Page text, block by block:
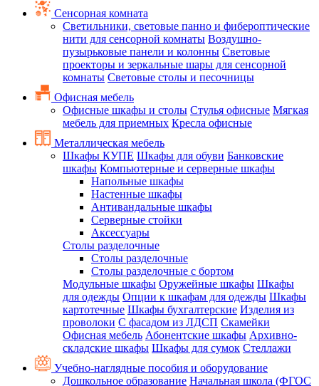
Сенсорная комната
Светильники, световые панно и фибероптические
нити для сенсорной комнаты Воздушно-
пузырьковые панели и колонны Световые
проекторы и зеркальные шары для сенсорной
комнаты Световые столы и песочницы
Офисная мебель
Офисные шкафы и столы Стулья офисные Мягкая
мебель для приемных Кресла офисные
Металлическая мебель
Шкафы КУПЕ Шкафы для обуви Банковские
шкафы Компьютерные и серверные шкафы
Напольные шкафы
Настенные шкафы
Антивандальные шкафы
Серверные стойки
Аксессуары
Столы разделочные
Столы разделочные
Столы разделочные с бортом
Модульные шкафы Оружейные шкафы Шкафы
для одежды Опции к шкафам для одежды Шкафы
картотечные Шкафы бухгалтерские Изделия из
проволоки С фасадом из ЛДСП Скамейки
Офисная мебель Абонентские шкафы Архивно-
складские шкафы Шкафы для сумок Стеллажи
Учебно-наглядные пособия и оборудование
Дошкольное образование Начальная школа (ФГОС